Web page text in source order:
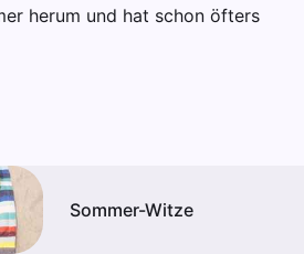
herum und hat schon öfters
Sommer-Witze